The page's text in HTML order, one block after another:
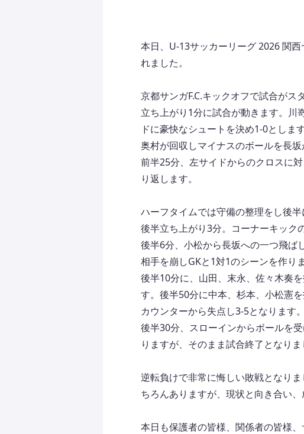
本日、U-13サッカーリーグ 2026 関
れました。
京都サンガF.C.キックオフで試合がス
立ち上がり1分に試合が動きます。川
ドに豪快なシュートを決め1-0とし
奥村が回収しマイナスのボールを長
前半25分、左サイドからのクロスに
り返します。
ハーフタイムでは守備の整理をし後
後半立ち上がり3分。コーナーキック
後半6分、小松から長坂への一つ飛
相手を崩しGKと1対1のシーンを作り
後半10分に、山田、末永、佐々木奏
す。後半50分に中本、杉本、小松憲
カウンターから失点し3-5となります。
後半30分、スローインからボールを
りますが、そのまま試合終了となりま
逆転負けで非常に悔しい敗戦となり
ちろんありますが、現状と向き合い
本日も保護者の皆様、関係者の皆様